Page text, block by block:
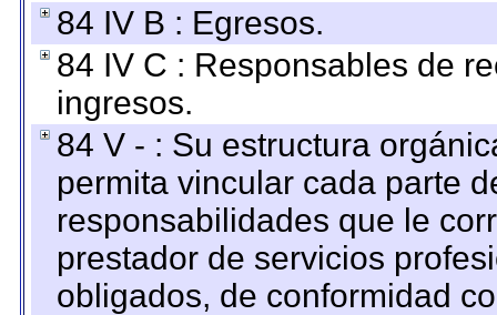
84 IV B : Egresos.
84 IV C : Responsables de
ingresos.
84 V - : Su estructura
permita vincular cada parte
responsabilidades que le
prestador de servicios
obligados, de conformidad